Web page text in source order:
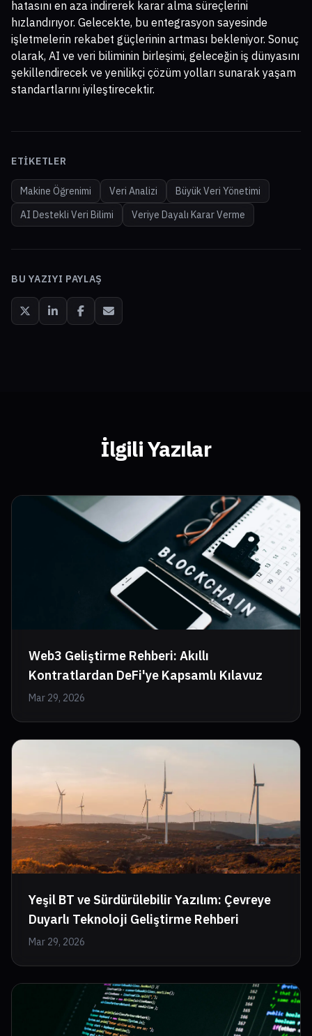
hatasını en aza indirerek karar alma süreçlerini
hızlandırıyor. Gelecekte, bu entegrasyon sayesinde
işletmelerin rekabet güçlerinin artması bekleniyor. Sonuç
olarak, AI ve veri biliminin birleşimi, geleceğin iş dünyasını
şekillendirecek ve yenilikçi çözüm yolları sunarak yaşam
standartlarını iyileştirecektir.
ETIKETLER
Makine Öğrenimi Veri Analizi
Büyük Veri Yönetimi
AI Destekli Veri Bilimi
Veriye Dayalı Karar Verme
BU YAZIYI PAYLAŞ
İlgili Yazılar
Web3 Geliştirme Rehberi: Akıllı
Kontratlardan DeFi'ye Kapsamlı Kılavuz
Mar 29, 2026
Yeşil BT ve Sürdürülebilir Yazılım: Çevreye
Duyarlı Teknoloji Geliştirme Rehberi
Mar 29, 2026